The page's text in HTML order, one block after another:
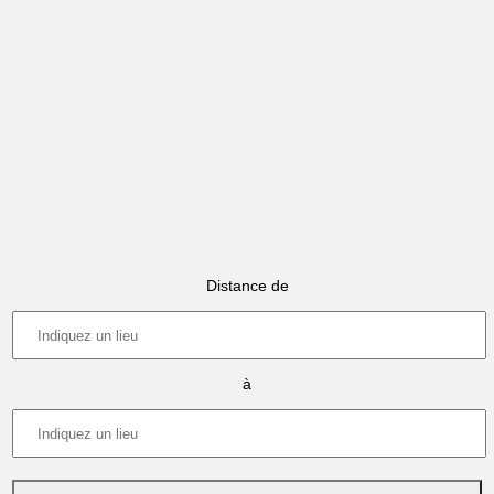
Distance de
à